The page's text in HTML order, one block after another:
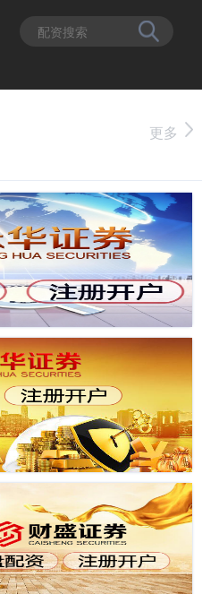
更多